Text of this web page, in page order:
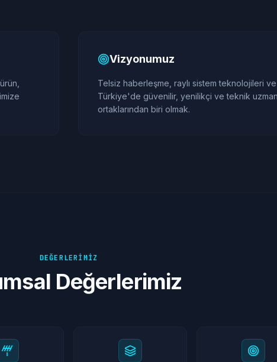
Vizyonumuz
Telsiz haberleşme, raylı sistem teknolojileri
Türkiye'de güvenilir, yenilikçi ve teknik
ortaklarından biri olmak.
DEĞERLERİMİZ
Değerlerimiz